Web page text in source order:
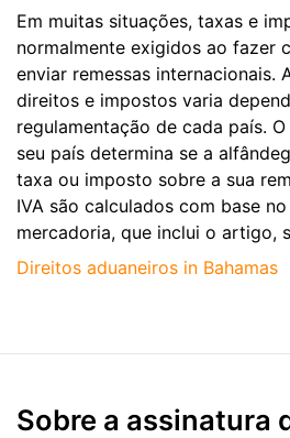
Em muitas situações, taxas e
normalmente exigidos ao fazer
enviar remessas internacionais.
direitos e impostos varia
regulamentação de cada país.
seu país determina se a
taxa ou imposto sobre a sua
IVA são calculados com base
mercadoria, que inclui o artigo,
Direitos aduaneiros in Bahamas
Sobre a assinatura